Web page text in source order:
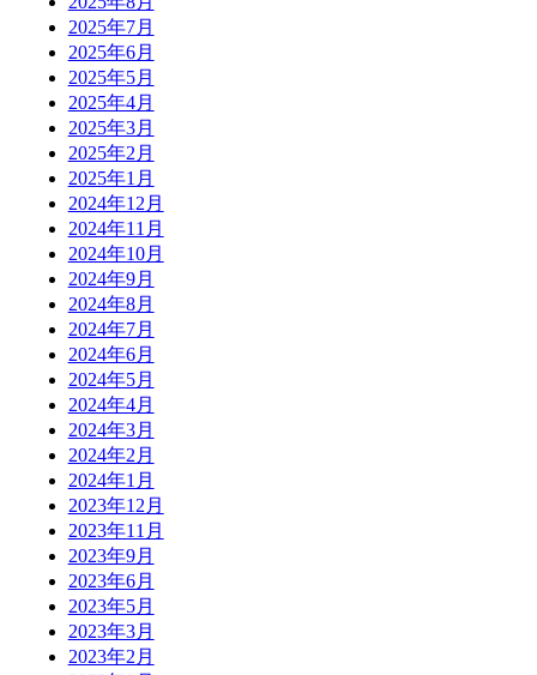
2025年7月
2025年6月
2025年5月
2025年4月
2025年3月
2025年2月
2025年1月
2024年12月
2024年11月
2024年10月
2024年9月
2024年8月
2024年7月
2024年6月
2024年5月
2024年4月
2024年3月
2024年2月
2024年1月
2023年12月
2023年11月
2023年9月
2023年6月
2023年5月
2023年3月
2023年2月